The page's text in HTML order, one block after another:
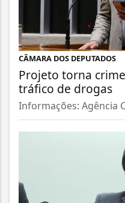
CÂMARA DOS DEPUTADOS
Projeto torna
tráfico de drogas
Informações: Agência